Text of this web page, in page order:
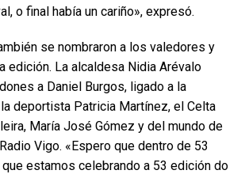
o final había un cariño», expresó.
se nombraron a los valedores y
edición. La alcaldesa Nidia Arévalo
a Daniel Burgos, ligado a la
deportista Patricia Martínez, el Celta
María José Gómez y del mundo de
Vigo. «Espero que dentro de 53
estamos celebrando a 53 edición do